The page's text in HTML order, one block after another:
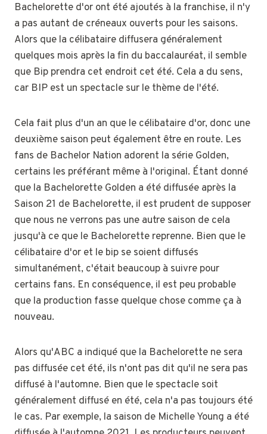
Bachelorette d'or ont été ajoutés à la franchise, il n'y
a pas autant de créneaux ouverts pour les saisons.
Alors que la célibataire diffusera généralement
quelques mois après la fin du baccalauréat, il semble
que Bip prendra cet endroit cet été. Cela a du sens,
car BIP est un spectacle sur le thème de l'été.
Cela fait plus d'un an que le célibataire d'or, donc une
deuxième saison peut également être en route. Les
fans de Bachelor Nation adorent la série Golden,
certains les préférant même à l'original. Étant donné
que la Bachelorette Golden a été diffusée après la
Saison 21 de Bachelorette, il est prudent de supposer
que nous ne verrons pas une autre saison de cela
jusqu'à ce que le Bachelorette reprenne. Bien que le
célibataire d'or et le bip se soient diffusés
simultanément, c'était beaucoup à suivre pour
certains fans. En conséquence, il est peu probable
que la production fasse quelque chose comme ça à
nouveau.
Alors qu'ABC a indiqué que la Bachelorette ne sera
pas diffusée cet été, ils n'ont pas dit qu'il ne sera pas
diffusé à l'automne. Bien que le spectacle soit
généralement diffusé en été, cela n'a pas toujours été
le cas. Par exemple, la saison de Michelle Young a été